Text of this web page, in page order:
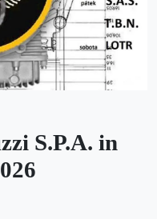
S.P.A. in